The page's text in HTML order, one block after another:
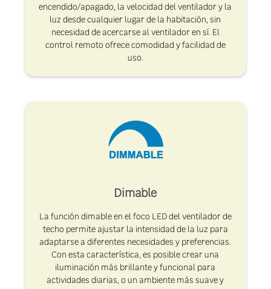
encendido/apagado, la velocidad del ventilador y la
luz desde cualquier lugar de la habitación, sin
necesidad de acercarse al ventilador en sí. El
control remoto ofrece comodidad y facilidad de
uso.
Dimable
La función dimable en el foco LED del ventilador de
techo permite ajustar la intensidad de la luz para
adaptarse a diferentes necesidades y preferencias.
Con esta característica, es posible crear una
iluminación más brillante y funcional para
actividades diarias, o un ambiente más suave y